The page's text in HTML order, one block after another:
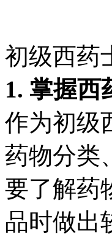
初级西药
1. 掌握西
作为初级
药物分类
要了解药
品时做出